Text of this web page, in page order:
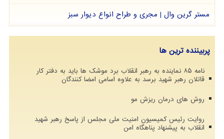
مستر گرین وال | مجری و طراح انواع دیوار سبز
پربیننده ترین ها
نامه ۸۵ نماینده به رهبر انقلاب برد موشک ها باید به دفتر کار
قاتلان رهبر شهید برسد به علاوه اسامی امضا کنندگان
روش های درمان ریزش مو
روایت رئیس کمیسیون امنیت ملی مجلس از پاسخ رهبر شهید
انقلاب به پیشنهاد پناهگاه امن